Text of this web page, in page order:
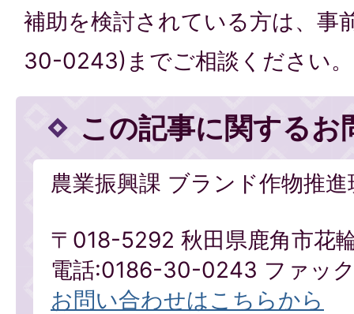
補助を検討されている方は、事
30-0243)までご相談ください。
この記事に関するお
農業振興課 ブランド作物推進
〒018-5292 秋田県鹿角市花
電話:0186-30-0243 ファッ
お問い合わせはこちらから